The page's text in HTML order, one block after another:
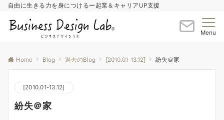
自由に生きる力を身につけるー起業＆キャリアUP支援
Menu
Home Blog 過去のBlog [2010.01-13.12] 紛失＠家
[2010.01-13.12]
紛失＠家